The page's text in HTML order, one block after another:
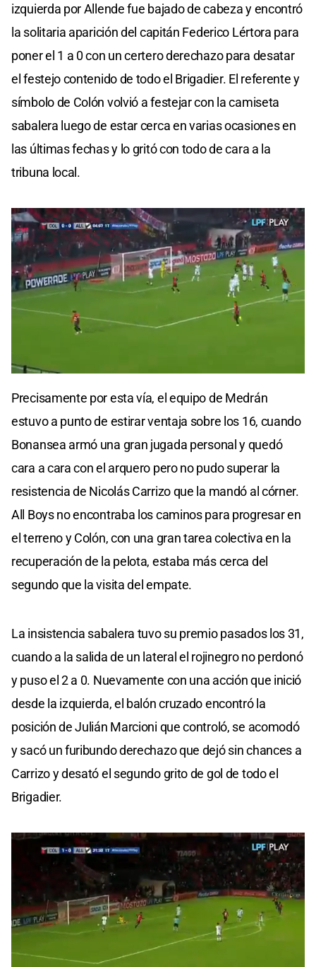
izquierda por Allende fue bajado de cabeza y encontró
la solitaria aparición del capitán Federico Lértora para
poner el 1 a 0 con un certero derechazo para desatar
el festejo contenido de todo el Brigadier. El referente y
símbolo de Colón volvió a festejar con la camiseta
sabalera luego de estar cerca en varias ocasiones en
las últimas fechas y lo gritó con todo de cara a la
tribuna local.
of
seconds
Precisamente por esta vía, el equipo de Medrán
estuvo a punto de estirar ventaja sobre los 16, cuando
Bonansea armó una gran jugada personal y quedó
cara a cara con el arquero pero no pudo superar la
resistencia de Nicolás Carrizo que la mandó al córner.
All Boys no encontraba los caminos para progresar en
el terreno y Colón, con una gran tarea colectiva en la
recuperación de la pelota, estaba más cerca del
segundo que la visita del empate.
La insistencia sabalera tuvo su premio pasados los 31,
cuando a la salida de un lateral el rojinegro no perdonó
y puso el 2 a 0. Nuevamente con una acción que inició
desde la izquierda, el balón cruzado encontró la
posición de Julián Marcioni que controló, se acomodó
y sacó un furibundo derechazo que dejó sin chances a
Carrizo y desató el segundo grito de gol de todo el
Brigadier.